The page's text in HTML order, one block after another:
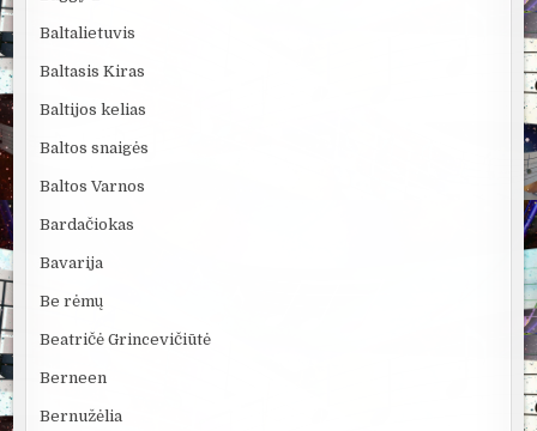
Baltalietuvis
Baltasis Kiras
Baltijos kelias
Baltos snaigės
Baltos Varnos
Bardačiokas
Bavarija
Be rėmų
Beatričė Grincevičiūtė
Berneen
Bernužėlia